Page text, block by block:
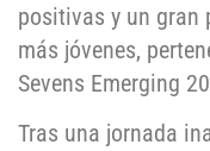
positivas y un gran
más jóvenes,
Sevens Emerging
Tras una jornada